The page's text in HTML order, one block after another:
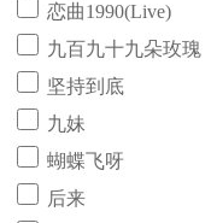
恋曲1990(Live)
九百九十九朵玫瑰
坚持到底
九妹
蝴蝶飞呀
后来